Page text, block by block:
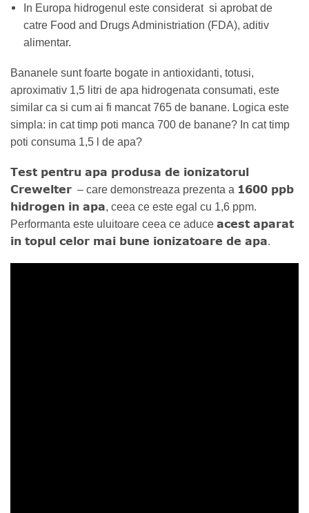
In Europa hidrogenul este considerat si aprobat de
catre Food and Drugs Administriation (FDA), aditiv
alimentar.
Bananele sunt foarte bogate in antioxidanti, totusi,
aproximativ 1,5 litri de apa hidrogenata consumati, este
similar ca si cum ai fi mancat 765 de banane. Logica este
simpla: in cat timp poti manca 700 de banane? In cat timp
poti consuma 1,5 l de apa?
Test pentru apa produsa de ionizatorul
Crewelter – care demonstreaza prezenta a 1600 ppb
hidrogen in apa, ceea ce este egal cu 1,6 ppm.
Performanta este uluitoare ceea ce aduce acest aparat
in topul celor mai bune ionizatoare de apa.